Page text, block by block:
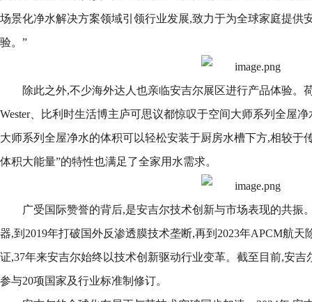
场景化净水解决方案领域引领行业发展,致力于为全球家庭提供
验。”
除此之外,不少海外达人也亲临安吉尔展区进行产品体验。
Wester、比利时生活博主庐可思议都惊叹于空间大师系列全屋
大师系列全屋净水的体积可以轻松安装于厨房水槽下方,相较于
体积大能量”的特性也满足了全家用水需求。
广受国际赞誉的背后,是安吉尔技术创新与市场表现的共振
器,到2019年打破国外反渗透膜技术垄断,再到2023年APCM航
证,37年来安吉尔始终以技术创新驱动行业变革。截至目前,安吉
参与20项国家及行业标准制修订。